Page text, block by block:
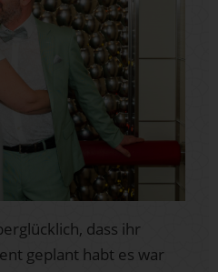
dass ihr
geplant habt es war